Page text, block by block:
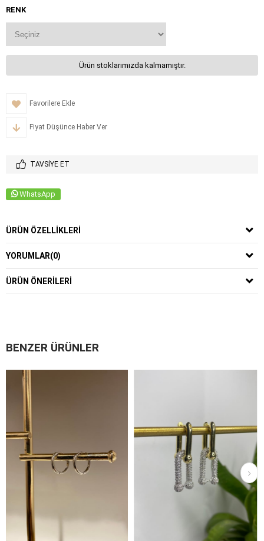
RENK
Ürün stoklarımızda kalmamıştır.
Favorilere Ekle
Fiyat Düşünce Haber Ver
TAVSIYE ET
WhatsApp
ÜRÜN ÖZELLIKLERI
YORUMLAR(0)
ÜRÜN ÖNERILERI
BENZER ÜRÜNLER